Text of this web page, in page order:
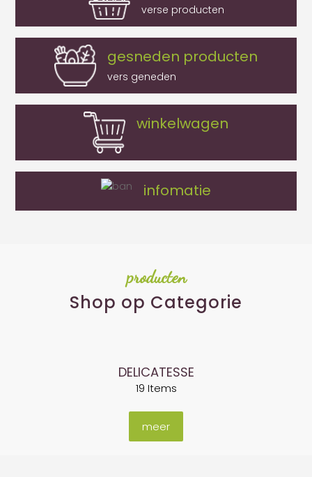
verse producten
gesneden producten
vers geneden
winkelwagen
infomatie
producten
Shop op Categorie
DELICATESSE
19 Items
meer